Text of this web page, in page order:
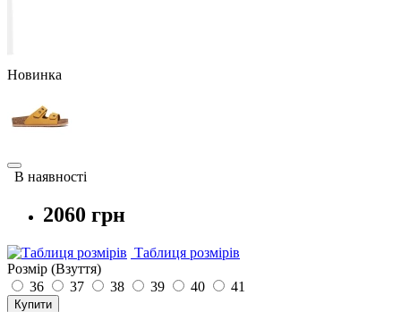
Новинка
В наявності
2060 грн
Таблиця розмірів
Розмір (Взуття)
36
37 38 39 40 41
Купити